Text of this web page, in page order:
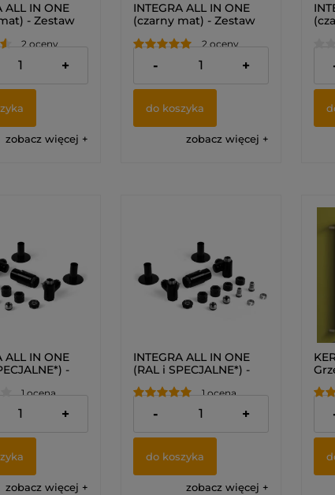
ALL IN ONE
- Zestaw
montażu
2 oceny
+
zobacz więcej
INTEGRA ALL IN ONE
(czarny mat) - Zestaw
możliwością montażu
grzałki (PRAWY)
2 oceny
519,00 zł
- +
do koszyka
zobacz więcej
z
ALL IN ONE
-
montażu
1 ocena
+
zobacz więcej
INTEGRA ALL IN ONE
(RAL i SPECJALNE*) -
z możliwością montażu
grzałki (LEWY)
1 ocena
689,00 zł
- +
do koszyka
zobacz więcej